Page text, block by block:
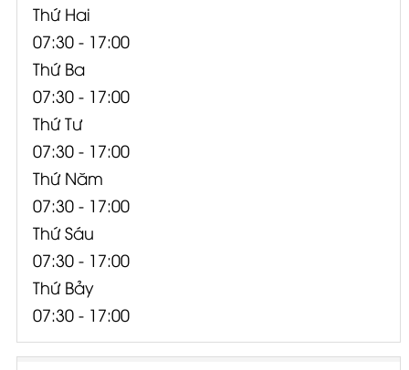
Thứ Hai
07:30 - 17:00
Thứ Ba
07:30 - 17:00
Thứ Tư
07:30 - 17:00
Thứ Năm
07:30 - 17:00
Thứ Sáu
07:30 - 17:00
Thứ Bảy
07:30 - 17:00